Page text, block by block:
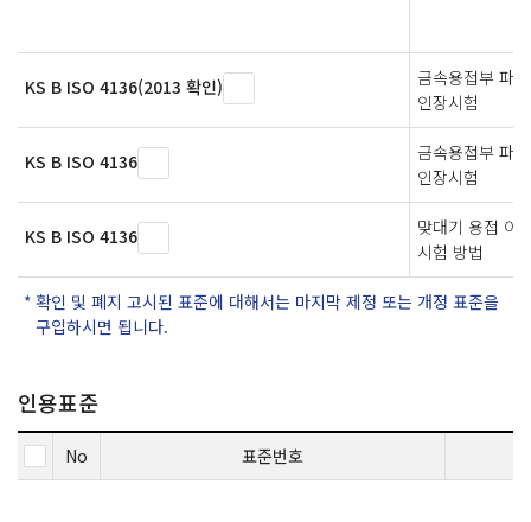
KS B ISO 4136(2013 확인)
금속용접부 파
인장시험
KS B ISO 4136
금속용접부 파
인장시험
KS B ISO 4136
맞대기 용접 이
시험 방법
확인 및 폐지 고시된 표준에 대해서는 마지막 제정 또는 개정 표준을
구입하시면 됩니다.
인용표준
No 표준번호